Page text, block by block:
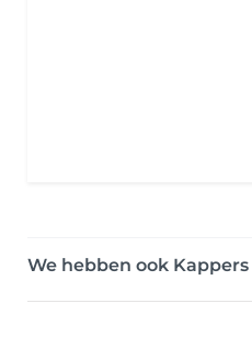
We hebben ook